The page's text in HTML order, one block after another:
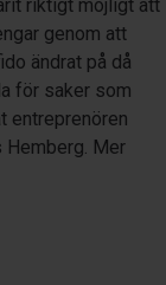
riktigt möjligt att
genom att
ändrat på då
för saker som
entreprenören
Hemberg. Mer